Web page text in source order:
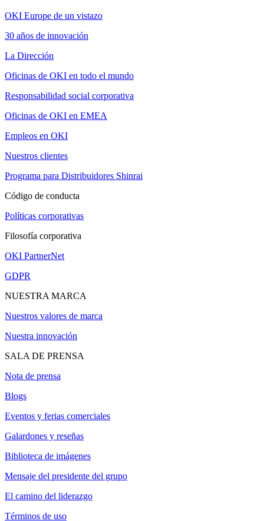
OKI Europe de un vistazo
30 años de innovación
La Dirección
Oficinas de OKI en todo el mundo
Responsabilidad social corporativa
Oficinas de OKI en EMEA
Empleos en OKI
Nuestros clientes
Programa para Distribuidores Shinrai
Código de conducta
Políticas corporativas
Filosofía corporativa
OKI PartnerNet
GDPR
NUESTRA MARCA
Nuestros valores de marca
Nuestra innovación
SALA DE PRENSA
Nota de prensa
Blogs
Eventos y ferias comerciales
Galardones y reseñas
Biblioteca de imágenes
Mensaje del presidente del grupo
El camino del liderazgo
Términos de uso